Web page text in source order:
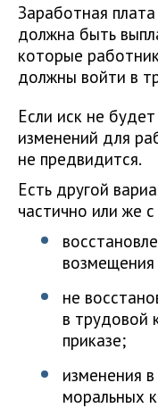
Заработная
должна быть
которые
должны войти в
Если иск не
изменений для
не предвидится.
Есть другой
частично или же
не
в трудовой
приказе;
изменения
моральных